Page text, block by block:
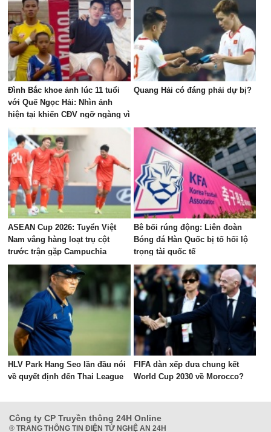
Đình Bắc khoe ảnh lúc 11 tuổi
với Quế Ngọc Hải: Nhìn ảnh
hiện tại khiến CĐV ngỡ ngàng vì
dậy thì quá thành công
Quang Hải có đáng phải dự bị?
ASEAN Cup 2026: Tuyển Việt
Nam vắng hàng loạt trụ cột
trước trận gặp Campuchia
Bê bối rúng động: Liên đoàn
Bóng đá Hàn Quốc bị tố hối lộ
trọng tài quốc tế
HLV Park Hang Seo lần đầu nói
về quyết định đến Thai League
FIFA dàn xếp đưa chung kết
World Cup 2030 về Morocco?
Công ty CP Truyền thông 24H Online
® TRANG THÔNG TIN ĐIỆN TỬ NGHỆ AN 24H